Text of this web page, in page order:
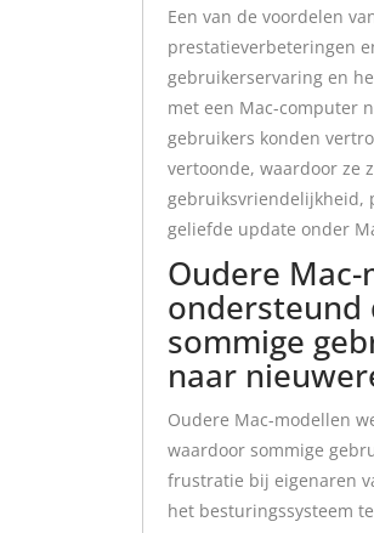
Een van de voordelen
prestatieverbeteringen
gebruikerservaring en
met een Mac-computer
gebruikers konden
vertoonde, waardoor ze
gebruiksvriendelijkheid,
geliefde update onder
Oudere
ondersteund
sommige
naar
Oudere Mac-modellen
waardoor sommige
frustratie bij eigenaren
het besturingssysteem